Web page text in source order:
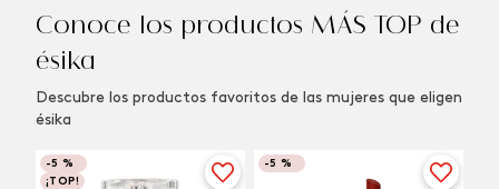
Conoce los productos MÁS TOP de
ésika
Descubre los productos favoritos de las mujeres que eligen
ésika
-5 %
¡TOP!
-5 %